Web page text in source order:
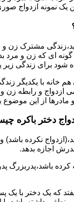
یک نمونه ازدواج
مشترک زن و
ای که زن و مرد
شود برای زندگی
خانه با یکدیگر
ازدواج و رابطه زن
مادرها از این موضوع
دختر باکره
نکرده باشد)
پدرش اجازه بدهد.
باشد،پدربزرگ
که یک دختر با یک